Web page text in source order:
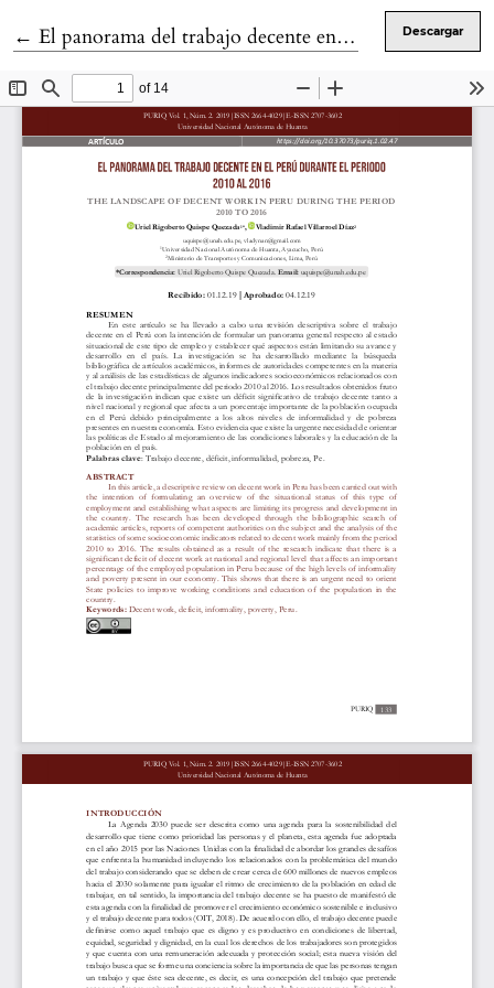
← Volver a los detalles del artículo
El panorama del trabajo decente en el Perú durante el periodo 2010 al 2016 Descargar